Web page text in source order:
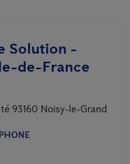
Solution -
de-France
93160 Noisy-le-Grand